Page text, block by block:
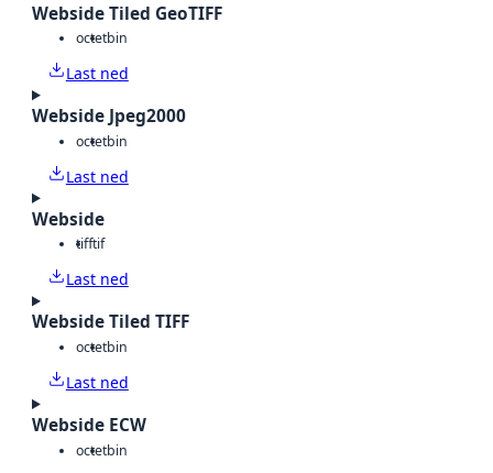
Webside Tiled GeoTIFF
octetbin
Last ned
Webside Jpeg2000
octetbin
Last ned
Webside
tifftif
Last ned
Webside Tiled TIFF
octetbin
Last ned
Webside ECW
octetbin